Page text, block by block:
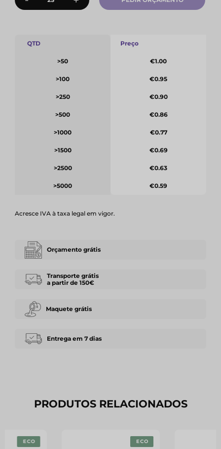
QTD
>50
>100
>250
>500
>1000
>1500
>2500
>5000
Preço
€1.00
€0.95
€0.90
€0.86
€0.77
€0.69
€0.63
€0.59
Acresce IVA à taxa legal em vigor.
Orçamento grátis
Transporte grátis
a partir de 150€
Maquete grátis
Entrega em 7 dias
PRODUTOS RELACIONADOS
ECO ECO